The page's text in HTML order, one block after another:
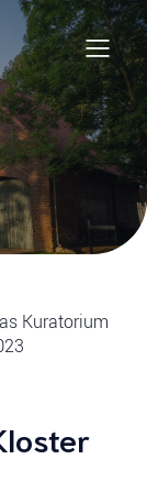
Kuratorium